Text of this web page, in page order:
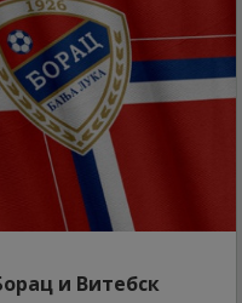
и Витебск